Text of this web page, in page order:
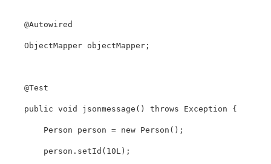
@Autowired
ObjectMapper objectMapper ;
@Test
public void jsonmessage ( ) throws Exception {
Person person = new Person ( ) ;
        person
. setId ( 10L ) ;